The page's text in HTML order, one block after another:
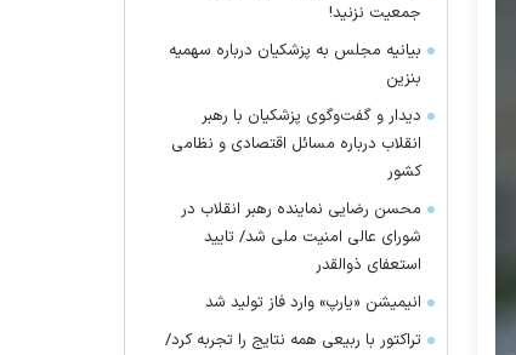
جمعیت نزنید!
بیانیه مجلس به پزشکیان درباره سهمیه
بنزین
دیدار و گفت‌وگوی پزشکیان با رهبر
انقلاب درباره مسائل اقتصادی و نظامی
کشور
محسن رضایی نماینده رهبر انقلاب در
شورای عالی امنیت ملی شد/ تایید
استعفای ذوالقدر
انیمیشن «یارپ» وارد فاز تولید شد
تراکتور با ربیعی همه نتایج را تجربه کرد/